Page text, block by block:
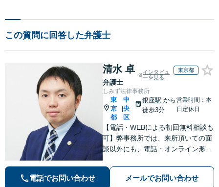
この質問に回答した弁護士
清水 卓
弁護士
インタビュ
ーを見る
東京都
しみず法律事務所
東
京
都
中
央
区
銀座駅 から
徒歩3分
営業時間：本
日定休日
【電話・WEBによる初回無料相談も
可】弊事務所では、来所頂いての面
談以外にも、電話・オンライン形式
弁護士にご相談頂くことで、今のご
不安が和らぐとともに、問題解決の
電話でお問い合わせ メールでお問い合わせ